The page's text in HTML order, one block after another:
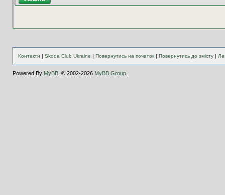
Контакти | Skoda Club Ukraine | Повернутись на початок| Повернутись до змісту|
Powered By MyBB, © 2002-2026 MyBB Group.